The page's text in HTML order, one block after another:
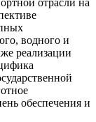
водного и
реализации
обеспечения и